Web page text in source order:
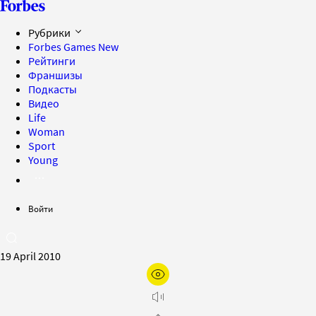
Рубрики
Forbes Games New
Рейтинги
Франшизы
Подкасты
Видео
Life
Woman
Sport
Young
Войти
19 April 2010